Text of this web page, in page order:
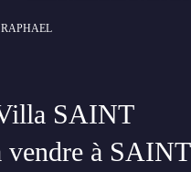
SAINT
à SAINT